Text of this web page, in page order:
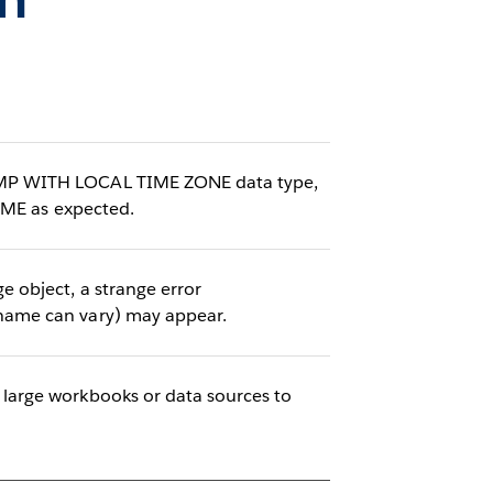
WITH LOCAL TIME ZONE data type,
as expected.
object, a strange error
can vary) may appear.
workbooks or data sources to